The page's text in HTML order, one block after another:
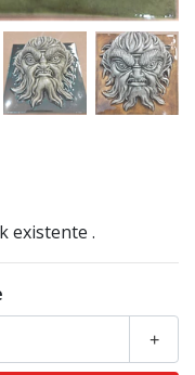
existente .
+